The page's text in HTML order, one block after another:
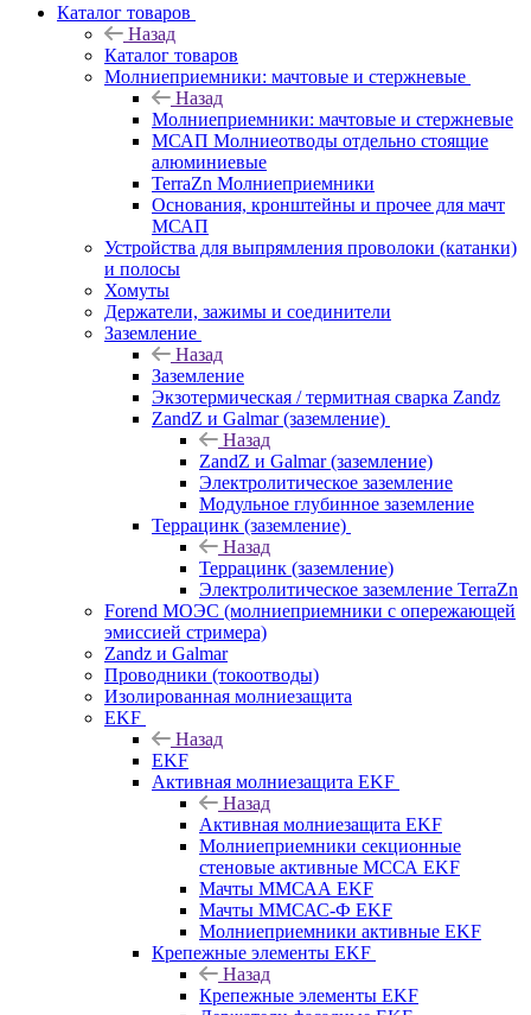
Каталог товаров
Назад
Каталог товаров
Молниеприемники: мачтовые и стержневые
Назад
Молниеприемники: мачтовые и стержневые
МСАП Молниеотводы отдельно стоящие
алюминиевые
TerraZn Молниеприемники
Основания, кронштейны и прочее для мачт
МСАП
Устройства для выпрямления проволоки (катанки)
и полосы
Хомуты
Держатели, зажимы и соединители
Заземление
Назад
Заземление
Экзотермическая / термитная сварка Zandz
ZandZ и Galmar (заземление)
Назад
ZandZ и Galmar (заземление)
Электролитическое заземление
Модульное глубинное заземление
Террацинк (заземление)
Назад
Террацинк (заземление)
Электролитическое заземление TerraZn
Forend МОЭС (молниеприемники с опережающей
эмиссией стримера)
Zandz и Galmar
Проводники (токоотводы)
Изолированная молниезащита
EKF
Назад
EKF
Активная молниезащита EKF
Назад
Активная молниезащита EKF
Молниеприемники секционные
стеновые активные МССА EKF
Мачты ММСАА EKF
Мачты ММСАС-Ф EKF
Молниеприемники активные EKF
Крепежные элементы EKF
Назад
Крепежные элементы EKF